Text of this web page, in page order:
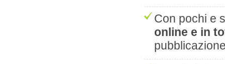
Con pochi e
online e in